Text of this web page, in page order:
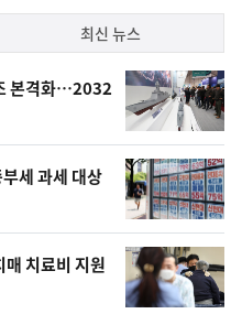
최신 뉴스
본격화…2032
세 과세 대상
치료비 지원